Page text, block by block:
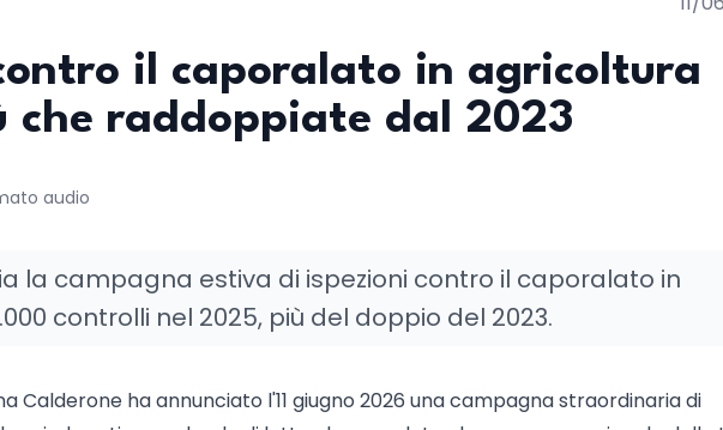
il caporalato in agricoltura
che raddoppiate dal 2023
audio
la campagna estiva di ispezioni contro il caporalato in
controlli nel 2025, più del doppio del 2023.
Calderone ha annunciato l'11 giugno 2026 una campagna straordinaria di